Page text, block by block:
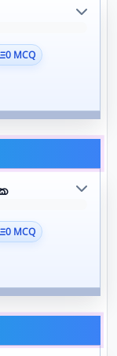
0 MCQ
0 MCQ